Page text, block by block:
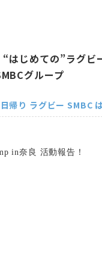
はじめての”ラグビ
グループ
日帰り ラグビー SMBC